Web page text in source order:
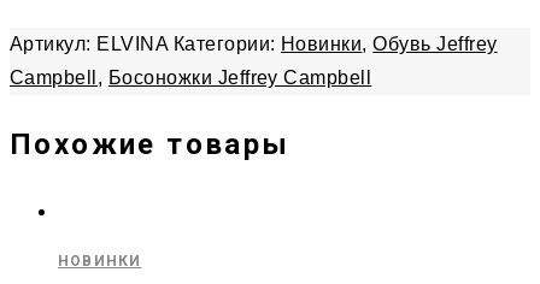
Артикул: ELVINA Категории: Новинки,Обувь Jeffrey
Campbell , Босоножки Jeffrey Campbell
Похожие товары
НОВИНКИ